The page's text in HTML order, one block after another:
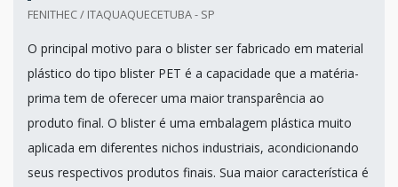
FENITHEC / ITAQUAQUECETUBA - SP
O principal motivo para o blister ser fabricado em material
plástico do tipo blister PET é a capacidade que a matéria-
prima tem de oferecer uma maior transparência ao
produto final. O blister é uma embalagem plástica muito
aplicada em diferentes nichos industriais, acondicionando
seus respectivos produtos finais. Sua maior característica é